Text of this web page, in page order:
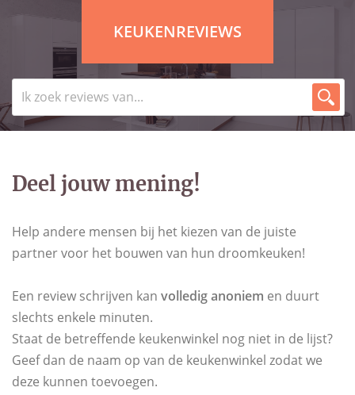
KEUKENREVIEWS
Deel jouw mening!
Help andere mensen bij het kiezen van de juiste
partner voor het bouwen van hun droomkeuken!
Een review schrijven kan volledig anoniem en duurt
slechts enkele minuten.
Staat de betreffende keukenwinkel nog niet in de lijst?
Geef dan de naam op van de keukenwinkel zodat we
deze kunnen toevoegen.